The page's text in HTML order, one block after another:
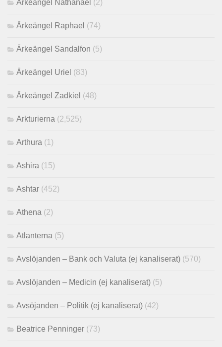
Ärkeängel Nathanael (2)
Ärkeängel Raphael (74)
Ärkeängel Sandalfon (5)
Ärkeängel Uriel (83)
Ärkeängel Zadkiel (48)
Arkturierna (2,525)
Arthura (1)
Ashira (15)
Ashtar (452)
Athena (2)
Atlanterna (5)
Avslöjanden – Bank och Valuta (ej kanaliserat) (570)
Avslöjanden – Medicin (ej kanaliserat) (5)
Avsöjanden – Politik (ej kanaliserat) (42)
Beatrice Penninger (73)